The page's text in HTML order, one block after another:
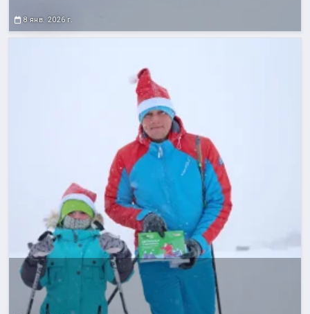
8 янв. 2026 г.